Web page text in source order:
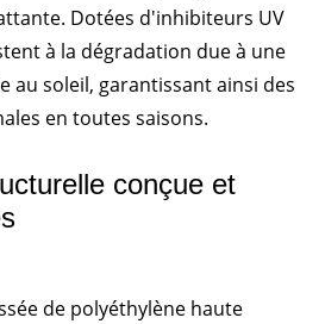
Dotées d'inhibiteurs UV
à la dégradation due à une
au soleil, garantissant ainsi des
en toutes saisons.
conçue et
de polyéthylène haute